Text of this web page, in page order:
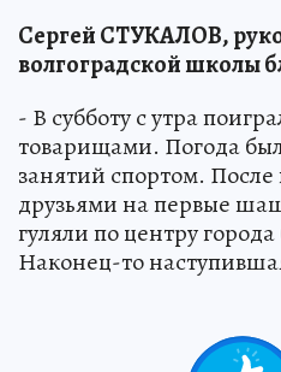
Сергей СТУКАЛОВ,
волгоградской школы
- В субботу с утра
товарищами. Погода
занятий спортом. После
друзьями на первые
гуляли по центру
Наконец-то